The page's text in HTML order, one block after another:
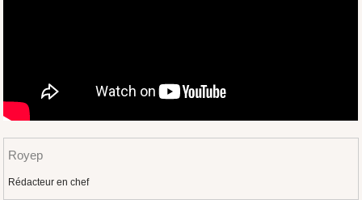
Royep
Rédacteur en chef